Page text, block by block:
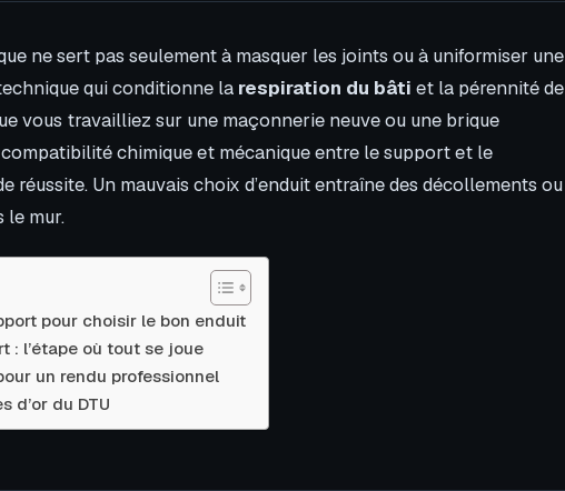
ne sert pas seulement à masquer les joints ou à uniformiser une
qui conditionne la respiration du bâti et la pérennité de
vous travailliez sur une maçonnerie neuve ou une brique
chimique et mécanique entre le support et le
réussite. Un mauvais choix d’enduit entraîne des décollements ou
le mur.
pour choisir le bon enduit
: l’étape où tout se joue
un rendu professionnel
d’or du DTU